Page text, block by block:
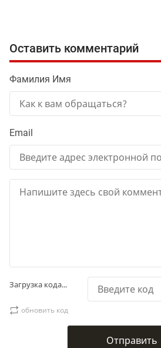
Оставить комментарий
Фамилия Имя
Email
Загрузка кода...
обновить код